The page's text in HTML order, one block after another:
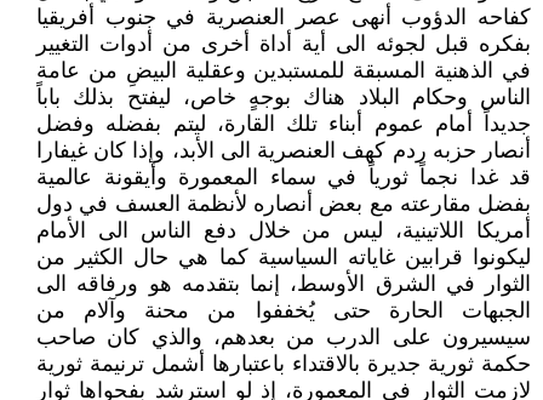
كفاحه الدؤوب أنهى عصر العنصرية في جنوب أفريقيا
بفكره قبل لجوئه الى أية أداة أخرى من أدوات التغيير
في الذهنية المسبقة للمستبدين وعقلية البيضِ من عامة
الناس وحكام البلاد هناك بوجهٍ خاص، ليفتح بذلك باباً
جديداً أمام عموم أبناء تلك القارة، ليتم بفضله وفضل
أنصار حزبه ردم كهف العنصرية الى الأبد، وإذا كان غيفارا
قد غدا نجماً ثورياً في سماء المعمورة وأيقونة عالمية
بفضل مقارعته مع بعض أنصاره لأنظمة العسف في دول
أمريكا اللاتينية، ليس من خلال دفع الناس الى الأمام
ليكونوا قرابين غاياته السياسية كما هي حال الكثير من
الثوار في الشرق الأوسط، إنما بتقدمه هو ورفاقه الى
الجبهات الحارة حتى يُخففوا من محنة وآلام من
سيسيرون على الدرب من بعدهم، والذي كان صاحب
حكمة ثورية جديرة بالاقتداء باعتبارها أشمل ترنيمة ثورية
لازمت الثوار في المعمورة، إذ لو استرشد بفحواها ثوار